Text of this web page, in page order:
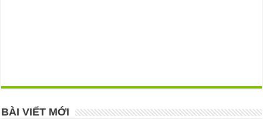
BÀI VIẾT MỚI